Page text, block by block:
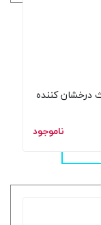
کننده
ناموجود